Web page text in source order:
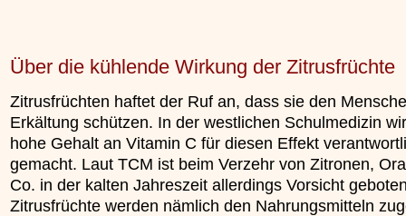
Über die kühlende Wirkung der Zitrusfrüchte
Zitrusfrüchten haftet der Ruf an, dass sie den
Erkältung schützen. In der westlichen Schulmedizin
hohe Gehalt an Vitamin C für diesen Effekt
gemacht. Laut TCM ist beim Verzehr von Zitronen,
Co. in der kalten Jahreszeit allerdings Vorsicht
Zitrusfrüchte werden nämlich den Nahrungsmitteln